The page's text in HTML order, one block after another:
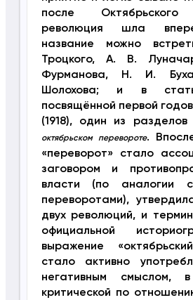
после Октябрьского
революция шла
название можно
Троцкого, А. В.
Фурманова, Н. И.
Шолохова; и в
посвящённой первой
(1918), один из разделов
октябрьском перевороте.
«переворот» стало
заговором и
власти (по аналогии
переворотами),
двух революций, и
официальной
выражение
стало активно
негативным смыслом,
критической по